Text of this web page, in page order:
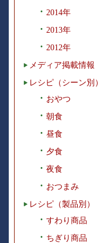
2014年
2013年
2012年
メディア掲載情報
レシピ（シーン別）
おやつ
朝食
昼食
夕食
夜食
おつまみ
レシピ（製品別）
すわり商品
ちぎり商品